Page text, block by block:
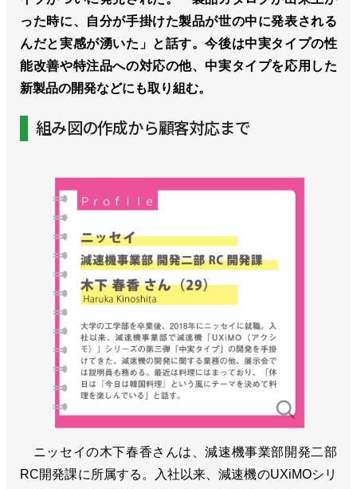
った時に、自分が手掛けた製品が世の中に発表される
んだと実感が湧いた」と話す。今後は中実タイプの性
能改善や特注品への対応の他、中実タイプを応用した
新製品の開発などにも取り組む。
組み図の作成から顧客対応まで
ニッセイの木下春香さんは、減速機事業部開発二部
RC開発課に所属する。入社以来、減速機のUXiMOシリ